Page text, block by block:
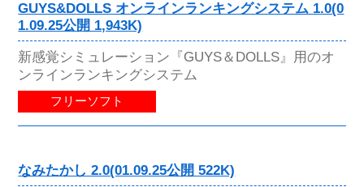
GUYS&DOLLS オンラインランキングシステム 1.0(0
1.09.25公開 1,943K)
新感覚シミュレーション『GUYS＆DOLLS』用のオ
ンラインランキングシステム
フリーソフト
なみたかし 2.0(01.09.25公開 522K)